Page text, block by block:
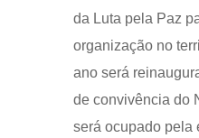
da Luta pela Paz
organização no
ano será
de convivência do
será ocupado pela